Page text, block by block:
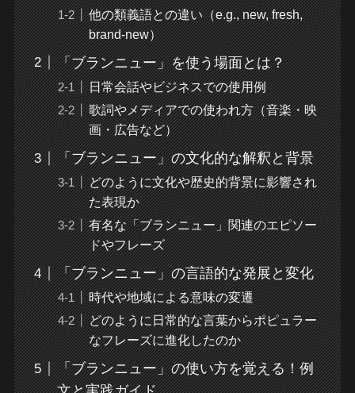
他の類義語との違い（e.g., new, fresh,
brand-new）
「ブランニュー」を使う場面とは？
日常会話やビジネスでの使用例
歌詞やメディアでの使われ方（音楽・映
画・広告など）
「ブランニュー」の文化的な解釈と背景
どのように文化や歴史的背景に影響され
た表現か
有名な「ブランニュー」関連のエピソー
ドやフレーズ
「ブランニュー」の言語的な発展と変化
時代や地域による意味の変遷
どのように日常的な言葉からポピュラー
なフレーズに進化したのか
「ブランニュー」の使い方を覚える！例